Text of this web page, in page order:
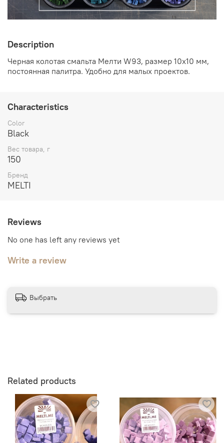
Description
Черная колотая смальта Мелти W93, размер 10х10 мм,
постоянная палитра. Удобно для малых проектов.
Characteristics
Color
Black
Вес товара, г
150
Бренд
MELTI
Reviews
No one has left any reviews yet
Write a review
Выбрать
Related products